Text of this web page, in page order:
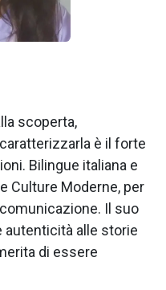
scoperta,
è il forte
Bilingue italiana e
Culture Moderne, per
Il suo
autenticità alle storie
di essere